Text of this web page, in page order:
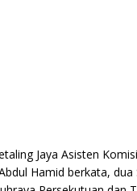
Jaya Asisten
Hamid berkata, dua